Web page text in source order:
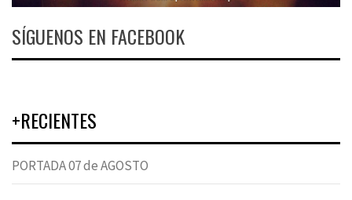
SÍGUENOS EN FACEBOOK
+RECIENTES
PORTADA 07 de AGOSTO